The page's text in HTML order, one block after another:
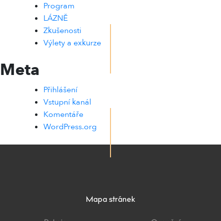
Program
LÁZNĚ
Zkušenosti
Výlety a exkurze
Meta
Přihlášení
Vstupní kanál
Komentáře
WordPress.org
Mapa stránek